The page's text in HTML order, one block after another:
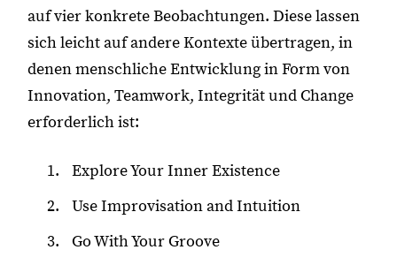
auf vier konkrete Beobachtungen. Diese lassen
sich leicht auf andere Kontexte übertragen, in
denen menschliche Entwicklung in Form von
Innovation, Teamwork, Integrität und Change
erforderlich ist:
Explore Your Inner Existence
Use Improvisation and Intuition
Go With Your Groove